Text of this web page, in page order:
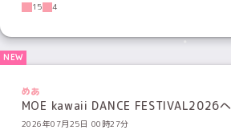
15
4
めあ
MOE kawaii DANCE FESTIVAL2026へ
2026年07月25日 00時27分